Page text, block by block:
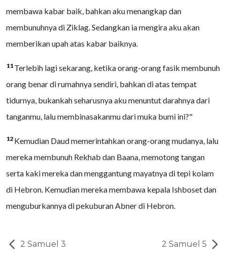
membawa kabar baik, bahkan aku menangkap dan
membunuhnya di Ziklag. Sedangkan ia mengira aku akan
memberikan upah atas kabar baiknya.
11 Terlebih lagi sekarang, ketika orang-orang fasik membunuh
orang benar di rumahnya sendiri, bahkan di atas tempat
tidurnya, bukankah seharusnya aku menuntut darahnya dari
tanganmu, lalu membinasakanmu dari muka bumi ini?"
12 Kemudian Daud memerintahkan orang-orang mudanya, lalu
mereka membunuh Rekhab dan Baana, memotong tangan
serta kaki mereka dan menggantung mayatnya di tepi kolam
di Hebron. Kemudian mereka membawa kepala Ishboset dan
menguburkannya di pekuburan Abner di Hebron.
2 Samuel 3 2 Samuel 5